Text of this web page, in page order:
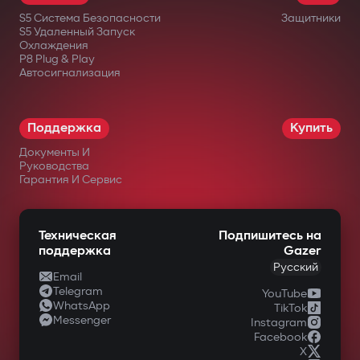
Дополнительный подкапотный модуль
блокирует запуск двигателя даже при
повреждении центрального блока.
дистанционный автозапуск
Запуск двигателя через приложение
Gazer Car с поддержкой сценариев:
прогрев/охлаждение салона, турбо-
таймер, поддержка заряда
аккумулятора. Двигатель автоматически
глушится после достижения заданных
параметров.
Полный контроль через Gazer Car
S5 Система Безопасности
S5 Удаленный Запуск
Охлаждения
P8 Plug & Play
Автосигнализация
Защитники
Поддержка
Документы И
Руководства
Гарантия И Сервис
Купить
Техническая
поддержка
Email
Telegram
WhatsApp
Messenger
Подпишитесь на
Gazer
Русский
YouTube
TikTok
Instagram
Facebook
X